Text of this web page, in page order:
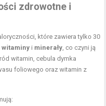
zdrowotne i
które zawiera tylko 30
witaminy i minerały , co czyni ją
witamin, cebula dymka
foliowego oraz witamin z